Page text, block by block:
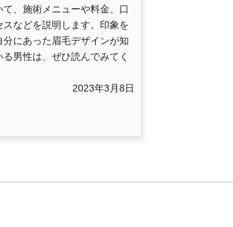
て、施術メニューや料金、口
スなどを説明します。印象を
分にあった眉毛デザインが知
る男性は、ぜひ読んでみてく
2023年3月8日